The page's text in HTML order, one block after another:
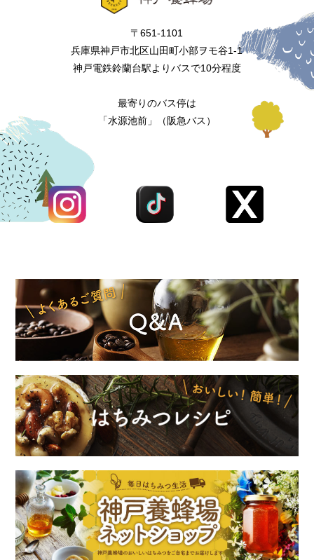
〒651-1101
兵庫県神戸市北区山田町小部ヲモ谷1-1
神戸電鉄鈴蘭台駅よりバスで10分程度
最寄りのバス停は
「水源池前」（阪急バス）